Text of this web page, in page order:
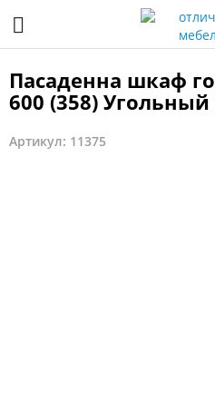
Пасаденна шкаф
600 (358)
Артикул: 11375